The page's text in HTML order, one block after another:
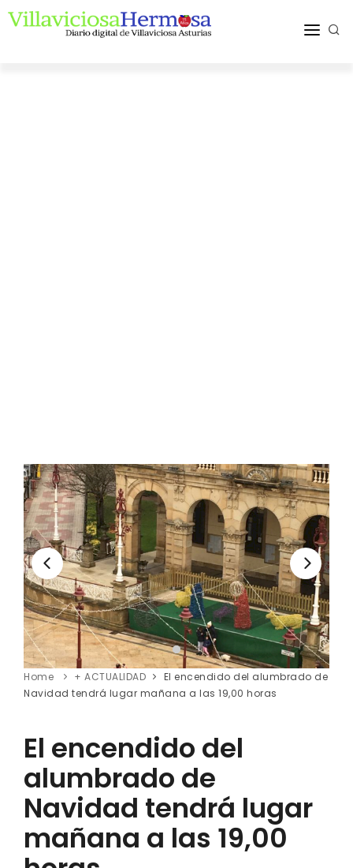
Home + ACTUALIDAD
El encendido del alumbrado de
Navidad tendrá lugar mañana a las 19,00 horas
El encendido del
alumbrado de
Navidad tendrá lugar
mañana a las 19,00